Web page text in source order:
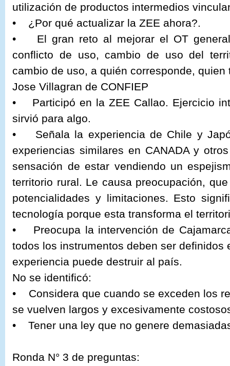
utilización de productos intermedios
• ¿Por qué actualizar la ZEE ahora?.
• El gran reto al mejorar el OT
conflicto de uso, cambio de uso del
cambio de uso, a quién corresponde,
Jose Villagran de CONFIEP
• Participó en la ZEE Callao. Ejercicio
sirvió para algo.
• Señala la experiencia de Chile y
experiencias similares en CANADA y
sensación de estar vendiendo un
territorio rural. Le causa preocupación,
potencialidades y limitaciones. Esto
tecnología porque esta transforma el
• Preocupa la intervención de
todos los instrumentos deben ser definidos
experiencia puede destruir al país.
No se identificó:
• Considera que cuando se exceden los
se vuelven largos y excesivamente
• Tener una ley que no genere
Ronda N° 3 de preguntas: